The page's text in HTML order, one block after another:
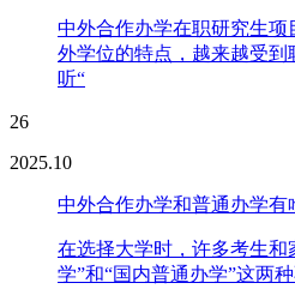
中外合作办学在职研究生
外学位的特点，越来越受
听“
26
2025.10
中外合作办学和普通办学有
在选择大学时，许多考生
学”和“国内普通办学”这两